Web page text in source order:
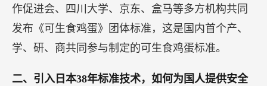
作促进会、四川大学、京东、盒马等多方机构共同
发布《可生食鸡蛋》团体标准，这是国内首个产、
学、研、商共同参与制定的可生食鸡蛋标准。
二、引入日本38年标准技术，如何为国人提供安全